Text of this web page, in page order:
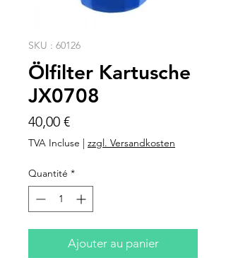
SKU : 60126
Ölfilter Kartusche
JX0708
40,00 €Prix
TVA Incluse | zzgl. Versandkosten
Quantité *
Ajouter au panier